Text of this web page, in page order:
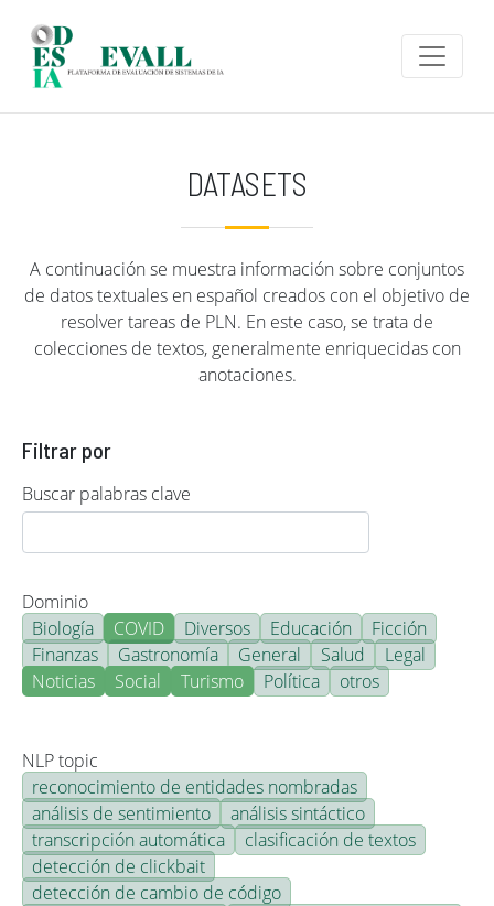
DATASETS
A continuación se muestra información sobre conjuntos
de datos textuales en español creados con el objetivo de
resolver tareas de PLN. En este caso, se trata de
colecciones de textos, generalmente enriquecidas con
anotaciones.
Filtrar por
Buscar palabras clave
Dominio
Biología
COVID Diversos Educación
Ficción
Finanzas
Gastronomía General Salud
Legal
Noticias
Social Turismo Política otros
NLP topic
reconocimiento de entidades nombradas
análisis de sentimiento
análisis sintáctico
transcripción automática
clasificación de textos
detección de clickbait
detección de cambio de código